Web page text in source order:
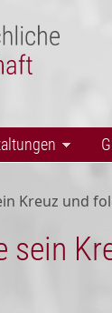
Kreuz und
sein